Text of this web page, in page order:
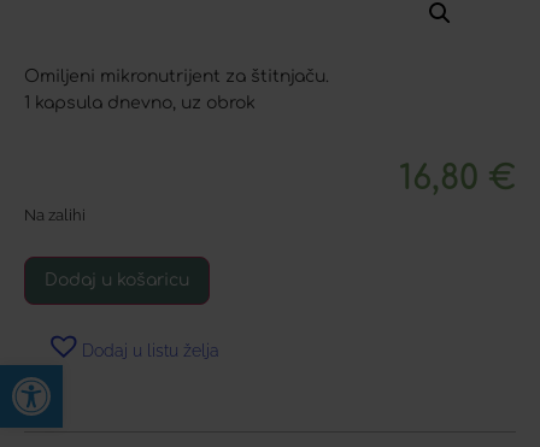
Open toolbar
Omiljeni mikronutrijent za štitnjaču.
1 kapsula dnevno, uz obrok
16,80 €
Na zalihi
Dodaj u košaricu
Dodaj u listu želja